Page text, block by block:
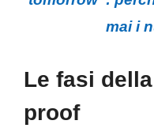
mai i
Le fasi
proof